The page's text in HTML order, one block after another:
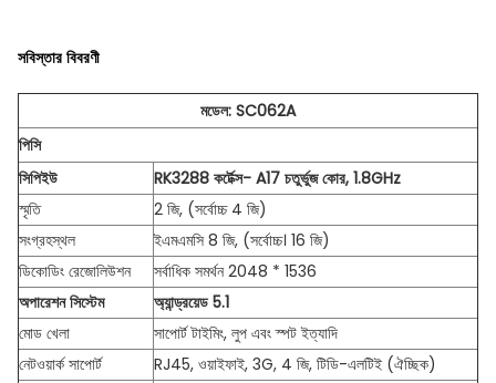
সবিস্তার বিবরণী
মডেল: SC062A
পিসি
সিপিইউ
RK3288 কর্টেক্স- A17 চতুর্ভুজ কোর, 1.8GHz
স্মৃতি
2 জি, (সর্বোচ্চ 4 জি)
সংগ্রহস্থল
ইএমএমসি 8 জি, (সর্বোচ্চ। 16 জি)
ডিকোডিং রেজোলিউশন
সর্বাধিক সমর্থন 2048 * 1536
অপারেশন সিস্টেম
অ্যান্ড্রয়েড 5.1
মোড খেলা
সাপোর্ট টাইমিং, লুপ এবং স্পট ইত্যাদি
নেটওয়ার্ক সাপোর্ট
RJ45, ওয়াইফাই, 3G, 4 জি, টিডি-এলটিই (ঐচ্ছিক)